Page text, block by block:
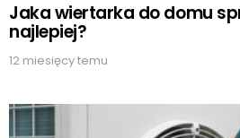
Jaka wiertarka do domu
najlepiej?
12 miesięcy temu